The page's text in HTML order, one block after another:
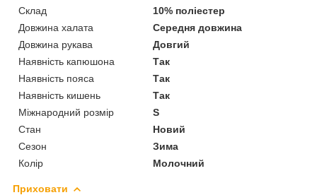
Склад
10% поліестер
Довжина халата
Середня довжина
Довжина рукава
Довгий
Наявність капюшона
Так
Наявність пояса
Так
Наявність кишень
Так
Міжнародний розмір
S
Стан
Новий
Сезон
Зима
Колір
Молочний
Приховати